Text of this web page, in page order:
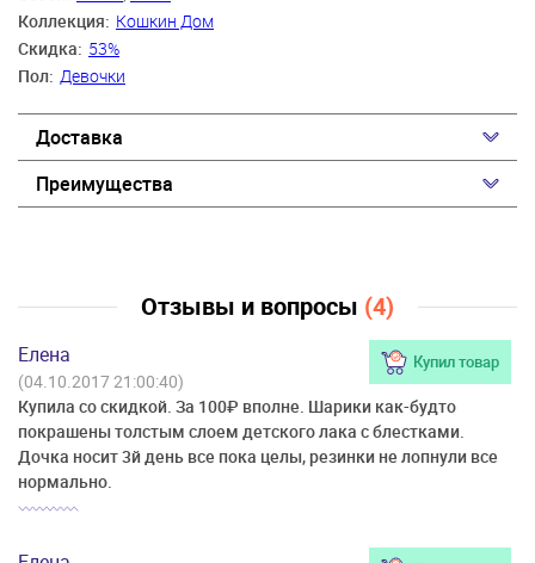
Коллекция: Кошкин Дом
Скидка: 53%
Пол: Девочки
Доставка
Преимущества
Отзывы и вопросы (4)
Елена Купил товар
(04.10.2017 21:00:40)
Купила со скидкой. За 100₽ вполне. Шарики как-будто
покрашены толстым слоем детского лака с блестками.
Дочка носит 3й день все пока целы, резинки не лопнули все
нормально.